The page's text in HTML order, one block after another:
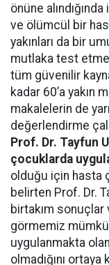
önüne
ve ölümcül bir
yakınları da bir
mutlaka test
tüm güvenilir
kadar 60’a yakın
makalelerin de
değerlendirme
Prof. Dr. Tayfun
çocuklarda
olduğu için hasta
belirten Prof. Dr.
birtakım sonuçlar
görmemiz
uygulanmakta
olmadığını